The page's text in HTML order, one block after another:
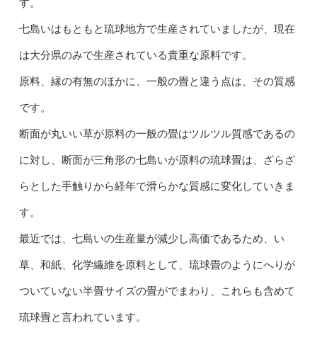
す。
七島いはもともと琉球地方で生産されていましたが、現在
は大分県のみで生産されている貴重な原料です。
原料、縁の有無のほかに、一般の畳と違う点は、その質感
です。
断面が丸いい草が原料の一般の畳はツルツル質感であるの
に対し、断面が三角形の七島いが原料の琉球畳は、ざらざ
らとした手触りから経年で滑らかな質感に変化していきま
す。
最近では、七島いの生産量が減少し高価であるため、い
草、和紙、化学繊維を原料として、琉球畳のようにへりが
ついていない半畳サイズの畳がでまわり、これらも含めて
琉球畳と言われています。